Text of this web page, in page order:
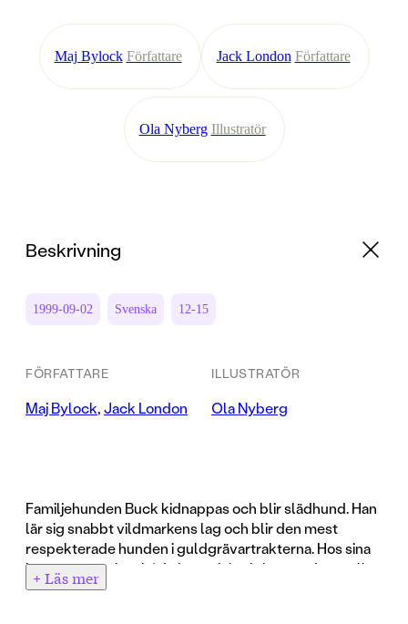
Maj Bylock Författare Jack London Författare
Ola Nyberg Illustratör
Beskrivning
1999-09-02 Svenska 12-15
FÖRFATTARE
Maj Bylock,Jack London
ILLUSTRATÖR
Ola Nyberg
Familjehunden Buck kidnappas och blir slädhund. Han
lär sig snabbt vildmarkens lag och blir den mest
respekterade hunden i guldgrävartrakterna. Hos sina
hussar möter han både hat och kärlek, men det är alltid
något främmande som lockar - skriet från vildmarken.
+ Läs mer